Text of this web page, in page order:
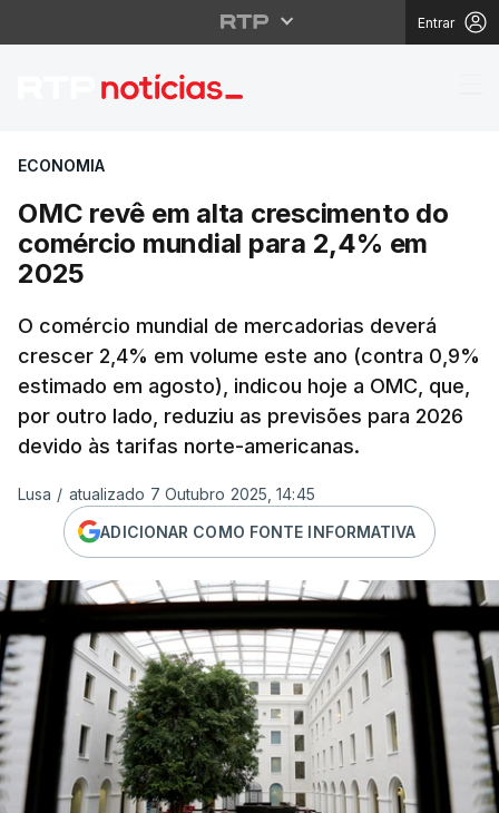
Entrar
OMC revê em alta
ECONOMIA
OMC revê em alta crescimento do
comércio mundial para 2,4% em
2025
O comércio mundial de mercadorias deverá
crescer 2,4% em volume este ano (contra 0,9%
estimado em agosto), indicou hoje a OMC, que,
por outro lado, reduziu as previsões para 2026
devido às tarifas norte-americanas.
Lusa / atualizado 7 Outubro 2025, 14:45
ADICIONAR COMO FONTE INFORMATIVA